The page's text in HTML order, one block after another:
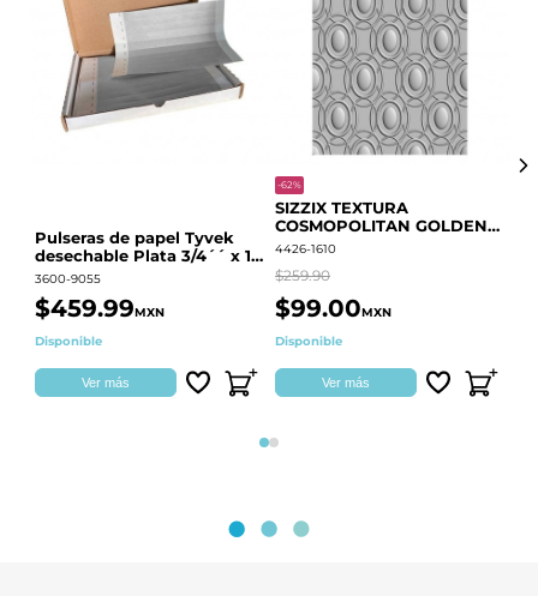
Pulseras de papel Tyvek
desechable Plata 3/4´´ x 10
´´
3600-9055
$459.99MXN
Disponible
Ver más
-62%
SIZZIX TEXTURA
COSMOPOLITAN GOLDEN
RINGS S.PARK 666700
4426-1610
$259.90
$99.00MXN
Disponible
Ver más
Página 1
Página 2